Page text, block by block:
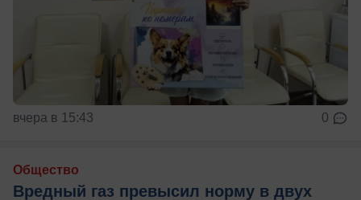
вчера в 15:43 0
Общество
Вредный газ превысил норму в двух